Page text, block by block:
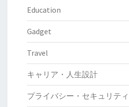
Education
Gadget
Travel
キャリア・人生設計
プライバシー・セキュリティ